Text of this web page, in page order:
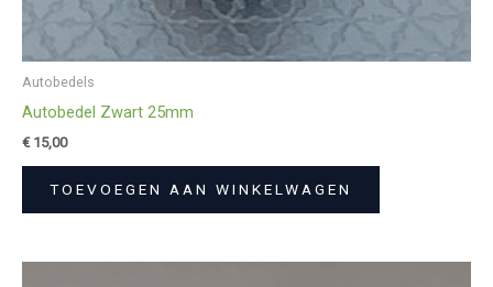
Autobedels
Autobedel Zwart 25mm
€15,00
TOEVOEGEN AAN WINKELWAGEN